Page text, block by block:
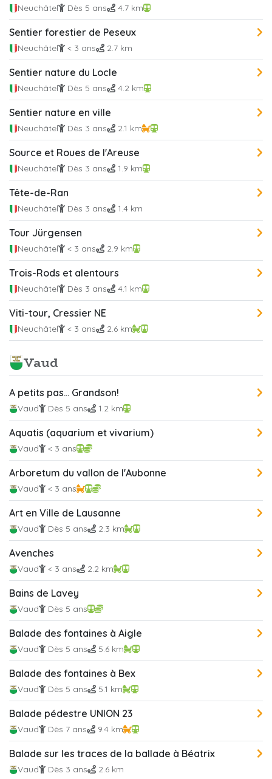
Neuchâtel Dès 5 ans 4.7 km
Sentier forestier de Peseux
Neuchâtel < 3 ans 2.7 km
Sentier nature du Locle
Neuchâtel Dès 5 ans 4.2 km
Sentier nature en ville
Neuchâtel Dès 3 ans 2.1 km
Source et Roues de l'Areuse
Neuchâtel Dès 3 ans 1.9 km
Tête-de-Ran
Neuchâtel Dès 3 ans 1.4 km
Tour Jürgensen
Neuchâtel < 3 ans 2.9 km
Trois-Rods et alentours
Neuchâtel Dès 3 ans 4.1 km
Viti-tour, Cressier NE
Neuchâtel < 3 ans 2.6 km
Vaud
A petits pas... Grandson!
Vaud Dès 5 ans 1.2 km
Aquatis (aquarium et vivarium)
Vaud < 3 ans
Arboretum du vallon de l'Aubonne
Vaud < 3 ans
Art en Ville de Lausanne
Vaud Dès 5 ans 2.3 km
Avenches
Vaud < 3 ans 2.2 km
Bains de Lavey
Vaud Dès 5 ans
Balade des fontaines à Aigle
Vaud Dès 5 ans 5.6 km
Balade des fontaines à Bex
Vaud Dès 5 ans 5.1 km
Balade pédestre UNION 23
Vaud Dès 7 ans 9.4 km
Balade sur les traces de la ballade à Béatrix
Vaud Dès 3 ans 2.6 km